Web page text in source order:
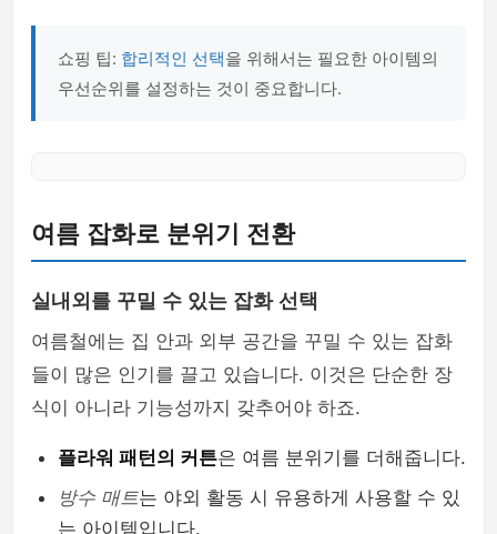
쇼핑 팁: 합리적인 선택을 위해서는 필요한 아이템의
우선순위를 설정하는 것이 중요합니다.
여름 잡화로 분위기 전환
실내외를 꾸밀 수 있는 잡화 선택
여름철에는 집 안과 외부 공간을 꾸밀 수 있는 잡화
들이 많은 인기를 끌고 있습니다. 이것은 단순한 장
식이 아니라 기능성까지 갖추어야 하죠.
플라워 패턴의 커튼은 여름 분위기를 더해줍니다.
방수 매트는 야외 활동 시 유용하게 사용할 수 있
는 아이템입니다.